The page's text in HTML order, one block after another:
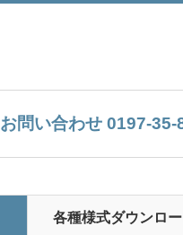
お問い合わせ 0197-35-
各種様式ダウンロ